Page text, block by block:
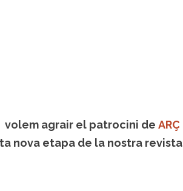
volem agrair el patrocini de ARÇ
nova etapa de la nostra revista